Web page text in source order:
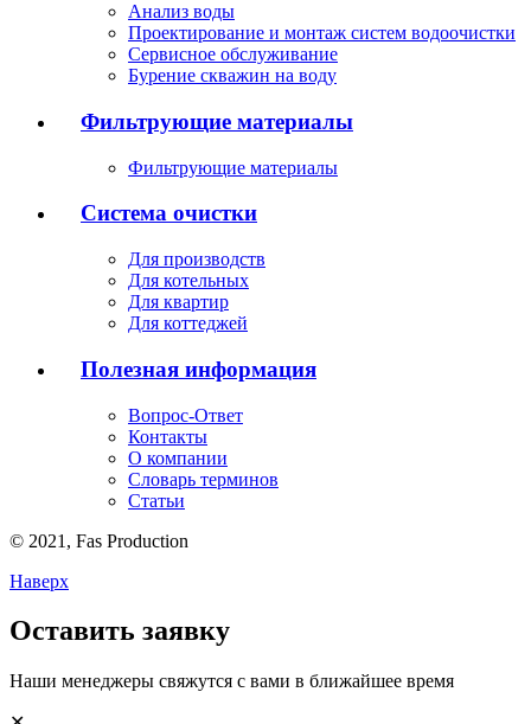
Анализ воды
Проектирование и монтаж систем водоочистки
Сервисное обслуживание
Бурение скважин на воду
Фильтрующие материалы
Фильтрующие материалы
Система очистки
Для производств
Для котельных
Для квартир
Для коттеджей
Полезная информация
Вопрос-Ответ
Контакты
О компании
Словарь терминов
Статьи
© 2021, Fas Production
Наверх
Оставить заявку
Наши менеджеры свяжутся с вами в ближайшее время